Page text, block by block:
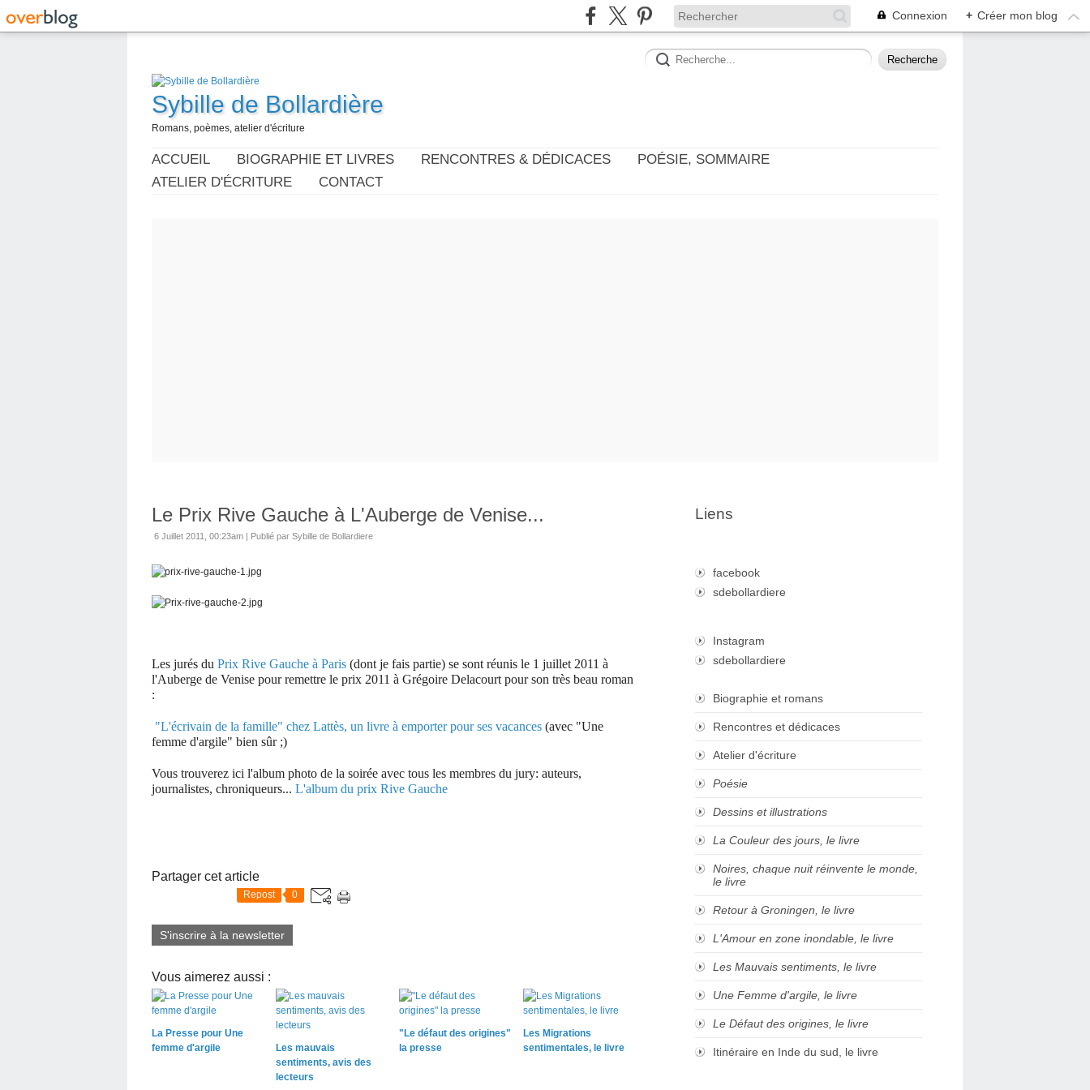
Connexion + Créer mon blog
Sybille de Bollardière
Romans, poèmes, atelier d'écriture
ACCUEIL BIOGRAPHIE ET LIVRES RENCONTRES & DÉDICACES
POÉSIE, SOMMAIRE
ATELIER D'ÉCRITURE
CONTACT
Le Prix Rive Gauche à L'Auberge de Venise...
6 Juillet 2011, 00:23am | Publié par Sybille de Bollardiere
Les jurés du Prix Rive Gauche à Paris (dont je fais partie) se sont réunis le 1 juillet 2011 à
l'Auberge de Venise pour remettre le prix 2011 à Grégoire Delacourt pour son très beau roman
:
"L'écrivain de la famille" chez Lattès, un livre à emporter pour ses vacances (avec "Une
femme d'argile" bien sûr ;)
Vous trouverez ici l'album photo de la soirée avec tous les membres du jury: auteurs,
journalistes, chroniqueurs... L'album du prix Rive Gauche
Partager cet article
Repost 0
S'inscrire à la newsletter
Vous aimerez aussi :
La Presse pour Une
femme d'argile
Les mauvais
sentiments, avis des
lecteurs
"Le défaut des origines"
la presse
Les Migrations
sentimentales, le livre
Liens
facebook
sdebollardiere
Instagram
sdebollardiere
Biographie et romans
Rencontres et dédicaces
Atelier d'écriture
Poésie
Dessins et illustrations
La Couleur des jours, le livre
Noires, chaque nuit réinvente le monde,
le livre
Retour à Groningen, le livre
L'Amour en zone inondable, le livre
Les Mauvais sentiments, le livre
Une Femme d'argile, le livre
Le Défaut des origines, le livre
Itinéraire en Inde du sud, le livre